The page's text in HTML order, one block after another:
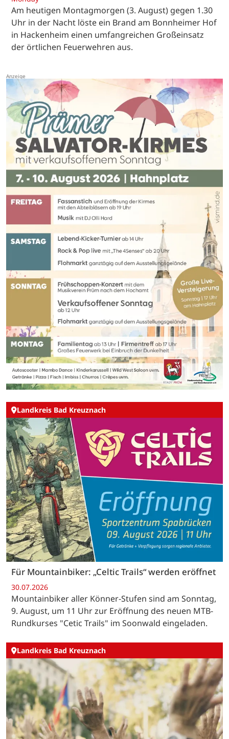
Am heutigen Montagmorgen (3. August) gegen 1.30
Uhr in der Nacht löste ein Brand am Bonnheimer Hof
in Hackenheim einen umfangreichen Großeinsatz
der örtlichen Feuerwehren aus.
Landkreis Bad Kreuznach
Für Mountainbiker: „Celtic Trails“ werden eröffnet
30.07.2026
Mountainbiker aller Könner-Stufen sind am Sonntag,
9. August, um 11 Uhr zur Eröffnung des neuen MTB-
Rundkurses "Cetic Trails" im Soonwald eingeladen.
Landkreis Bad Kreuznach